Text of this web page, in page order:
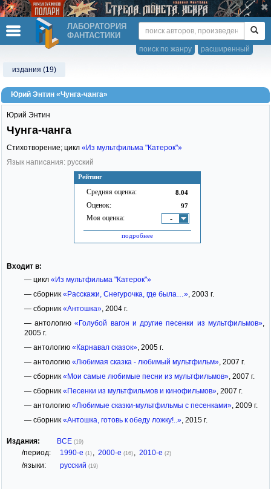
ЛАБОРАТОРИЯ
ФАНТАСТИКИ
расширенный
поиск по жанру
издания (19)
Юрий Энтин «Чунга-чанга»
Рейтинг
Средняя оценка: 8.04
Оценок: 97
Моя оценка: -
подробнее
Юрий Энтин
Чунга-чанга
Стихотворение; цикл «Из мультфильма "Катерок"»
Язык написания: русский
Входит в:
— цикл «Из мультфильма "Катерок"»
— сборник «Расскажи, Снегурочка, где была…», 2003 г.
— сборник «Антошка», 2004 г.
— антологию«Голубой вагон и другие песенки из мультфильмов»
2005 г.
— антологию «Карнавал сказок», 2005 г.
— антологию «Любимая сказка - любимый мультфильм», 2007 г.
— сборник «Мои самые любимые песни из мультфильмов», 2007 г.
— сборник «Песенки из мультфильмов и кинофильмов», 2007 г.
— антологию «Любимые сказки-мультфильмы с песенками», 2009 г.
— сборник «Антошка, готовь к обеду ложку!..», 2015 г.
Издания: ВСЕ (19)
/период: 1990-е (1) 2000-е (16) 2010-е (2)
/языки: русский (19)